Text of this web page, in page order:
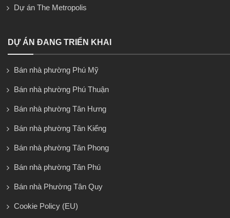
Dự án The Metropolis
DỰ ÁN ĐANG TRIỂN KHAI
Bán nhà phường Phú Mỹ
Bán nhà phường Phú Thuận
Bán nhà phường Tân Hưng
Bán nhà phường Tân Kiểng
Bán nhà phường Tân Phong
Bán nhà phường Tân Phú
Bán nhà Phường Tân Quy
Cookie Policy (EU)